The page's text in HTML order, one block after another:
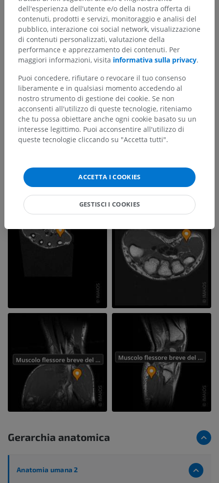
Gerarchia anatomica
Anatomia umana 2
dell'esperienza dell'utente e/o della nostra offerta di
contenuti, prodotti e servizi, monitoraggio e analisi del
pubblico, interazione coi social network, visualizzazione
di contenuti personalizzati, valutazione della
performance e apprezzamento dei contenuti. Per
maggiori informazioni, visita informativa sulla privacy.
Puoi concedere, rifiutare o revocare il tuo consenso
liberamente e in qualsiasi momento accedendo al
nostro strumento di gestione dei cookie. Se non
acconsenti all'utilizzo di queste tecnologie, riteniamo
che tu possa obiettare anche ogni cookie basato su un
interesse legittimo. Puoi acconsentire all'utilizzo di
queste tecnologie cliccando su "Accetta tutti".
ACCETTA I COOKIES
GESTISCI I COOKIES